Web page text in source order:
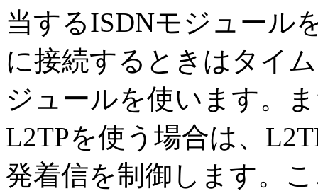
当するISDNモジュール
に接続するときはタイ
ジュールを使います。
L2TPを使う場合は、
発着信を制御します。